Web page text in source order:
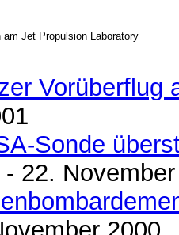
am Jet Propulsion Laboratory
Vorüberflug
Sonde
- 22.